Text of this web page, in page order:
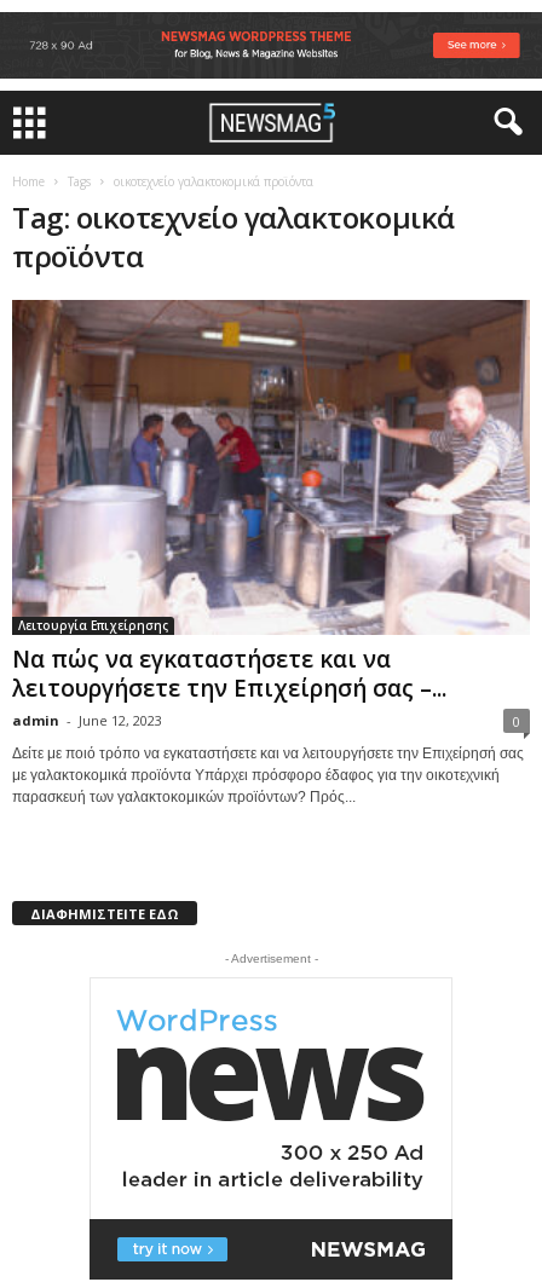
Home Tags οικοτεχνείο γαλακτοκομικά προϊόντα
Tag: οικοτεχνείο γαλακτοκομικά
προϊόντα
Λειτουργία Επιχείρησης
Να πώς να εγκαταστήσετε και να
λειτουργήσετε την Επιχείρησή σας –...
admin - June 12, 2023 0
Δείτε με ποιό τρόπο να εγκαταστήσετε και να λειτουργήσετε την Επιχείρησή σας
με γαλακτοκομικά προϊόντα Υπάρχει πρόσφορο έδαφος για την οικοτεχνική
παρασκευή των γαλακτοκομικών προϊόντων? Πρός...
ΔΙΑΦΗΜΙΣΤΕΙΤΕ ΕΔΩ
- Advertisement -